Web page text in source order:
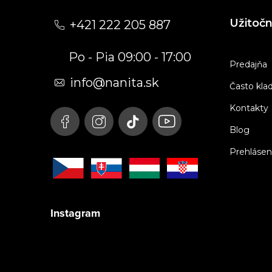
+421 222 205 887
Po - Pia 09:00 - 17:00
info@nanita.sk
Predajňa
Často
Kontakty
Blog
Instagram